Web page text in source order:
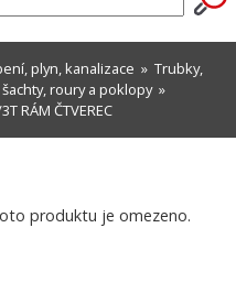
plyn, kanalizace » Trubky,
roury a poklopy»
RÁM ČTVEREC
produktu je omezeno.